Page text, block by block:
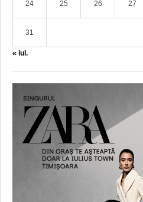
24 25 26 27
31
« iul.